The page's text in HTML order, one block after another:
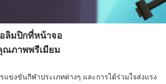
ลิมปิกที่หน้าจอ
ณภาพพรีเมียม
ข่งขันกีฬาประเภทต่างๆ และการได้ร่วมใจส่งแรง